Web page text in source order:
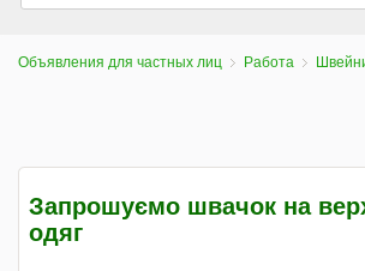
Объявления для частных лиц Работа
Запрошуємо швачок на
одяг